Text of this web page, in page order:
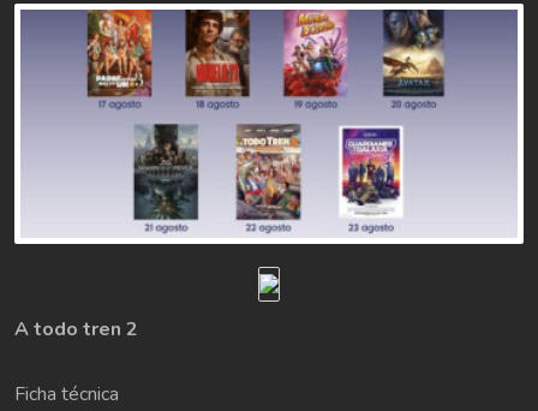
A todo tren 2
Ficha técnica